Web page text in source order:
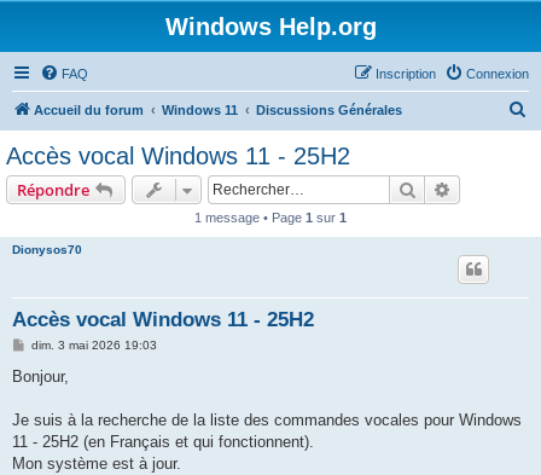
Windows Help.org
FAQ Connexion
Inscription
Accueil du forum Windows 11 Discussions Générales
Accès vocal Windows 11 - 25H2
Répondre Rechercher
1 message • Page 1 sur 1
Dionysos70
Accès vocal Windows 11 - 25H2
M
s
g
dim. 3 mai 2026 19:03
Bonjour,
Je suis à la recherche de la liste des commandes vocales pour Windows
11 - 25H2 (en Français et qui fonctionnent).
Mon système est à jour.